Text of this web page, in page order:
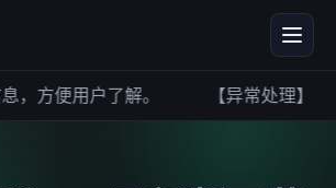
方便用户了解。 【异常处理】部